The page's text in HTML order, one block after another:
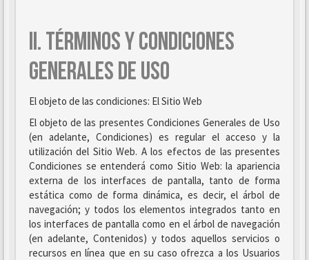
II. TÉRMINOS Y CONDICIONES
GENERALES DE USO
El objeto de las condiciones: El Sitio Web
El objeto de las presentes Condiciones Generales de Uso
(en adelante, Condiciones) es regular el acceso y la
utilización del Sitio Web. A los efectos de las presentes
Condiciones se entenderá como Sitio Web: la apariencia
externa de los interfaces de pantalla, tanto de forma
estática como de forma dinámica, es decir, el árbol de
navegación; y todos los elementos integrados tanto en
los interfaces de pantalla como en el árbol de navegación
(en adelante, Contenidos) y todos aquellos servicios o
recursos en línea que en su caso ofrezca a los Usuarios